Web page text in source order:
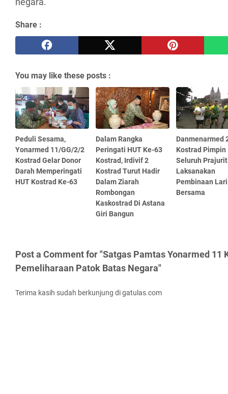
Share :
You may like these posts :
Peduli Sesama,
Yonarmed 11/GG/2/2
Kostrad Gelar Donor
Darah Memperingati
HUT Kostrad Ke-63
Dalam Rangka
Peringati HUT Ke-63
Kostrad, Irdivif 2
Kostrad Turut Hadir
Dalam Ziarah
Rombongan
Kaskostrad Di Astana
Giri Bangun
Danmenarmed
Kostrad Pimpin
Seluruh Prajurit
Laksanakan
Pembinaan Lari
Bersama
Post a Comment for "Satgas Pamtas Yonarmed 11
Pemeliharaan Patok Batas Negara"
Terima kasih sudah berkunjung di gatulas.com